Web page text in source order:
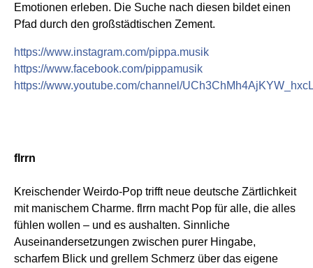
Emotionen erleben. Die Suche nach diesen bildet einen
Pfad durch den großstädtischen Zement.
https://www.instagram.com/pippa.musik
https://www.facebook.com/pippamusik
https://www.youtube.com/channel/
flrrn
Kreischender Weirdo-Pop trifft neue deutsche Zärtlichkeit
mit manischem Charme. flrrn macht Pop für alle, die alles
fühlen wollen – und es aushalten. Sinnliche
Auseinandersetzungen zwischen purer Hingabe,
scharfem Blick und grellem Schmerz über das eigene